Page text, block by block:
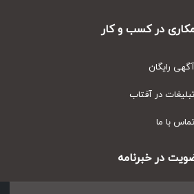
در کسب و کار
رایگان
در آفتاب
با ما
در خبرنامه